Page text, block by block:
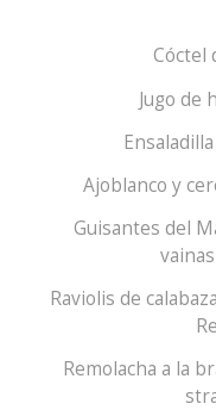
Cóctel
Jugo de
Ajoblanco y
Guisantes del
Raviolis de
Remolacha a la